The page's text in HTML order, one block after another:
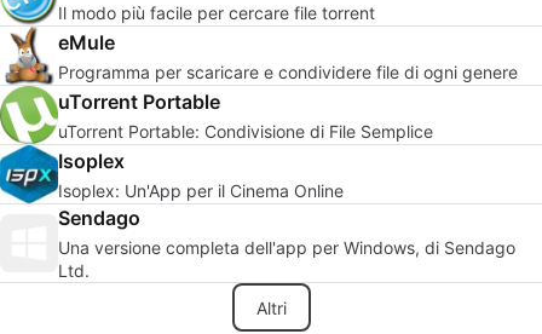
Il modo più facile per cercare file torrent
eMule
Programma per scaricare e condividere file di ogni genere
uTorrent Portable
uTorrent Portable: Condivisione di File Semplice
Isoplex
Isoplex: Un'App per il Cinema Online
Sendago
Una versione completa dell'app per Windows, di Sendago
Ltd.
Altri